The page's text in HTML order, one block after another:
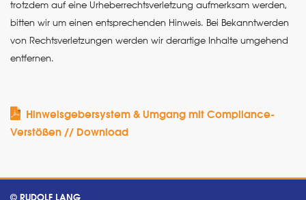
trotzdem auf eine Urheberrechtsverletzung aufmerksam werden,
bitten wir um einen entsprechenden Hinweis. Bei Bekanntwerden
von Rechtsverletzungen werden wir derartige Inhalte umgehend
entfernen.
Hinweisgebersystem & Umgang mit Compliance-
Verstößen // Download
© RUDOLF LANG